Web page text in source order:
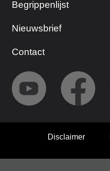
Begrippenlijst
Nieuwsbrief
Contact
Disclaimer